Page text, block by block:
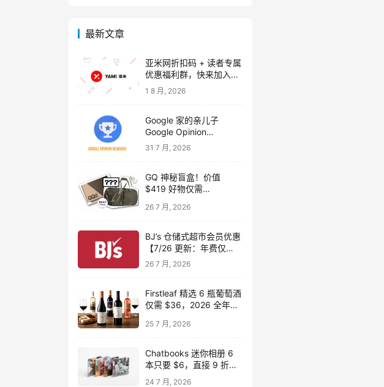
最新文章
亚米网折扣码 + 读者专属
优惠福利群，快来加入吧
～【附 2026 年 8-9 月折
扣码，注册奖励 $20】
1 8 月, 2026
Google 家的亲儿子
Google Opinion
Rewards 做调查问卷拿现
31 7 月, 2026
GQ 神秘盲盒！价值
$419 好物仅需
耳机、Go Pac 旅行包、
26 7 月, 2026
BJ’s 仓储式超市会员优惠
【7/26 更新：年费仅
$14】
26 7 月, 2026
Firstleaf 精选 6 瓶葡萄酒
仅需 $36，2026 全年免
25 7 月, 2026
Chatbooks 迷你相册 6
本只要 $6，直接 9 折省
$54 还包邮！
24 7 月, 2026